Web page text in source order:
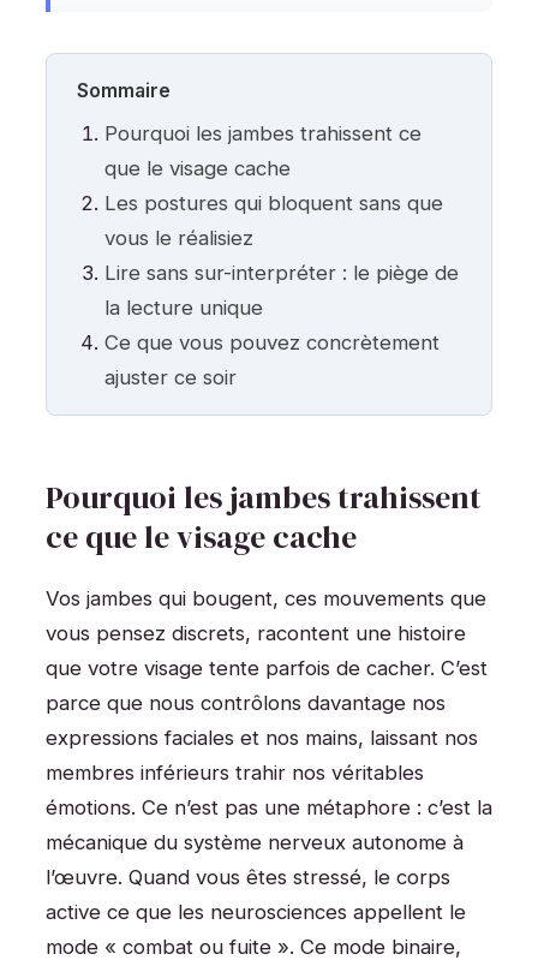
Sommaire
Pourquoi les jambes trahissent ce
que le visage cache
Les postures qui bloquent sans que
vous le réalisiez
Lire sans sur-interpréter : le piège de
la lecture unique
Ce que vous pouvez concrètement
ajuster ce soir
Pourquoi les jambes trahissent
ce que le visage cache
Vos jambes qui bougent, ces mouvements que
vous pensez discrets, racontent une histoire
que votre visage tente parfois de cacher. C’est
parce que nous contrôlons davantage nos
expressions faciales et nos mains, laissant nos
membres inférieurs trahir nos véritables
émotions. Ce n’est pas une métaphore : c’est la
mécanique du système nerveux autonome à
l’œuvre. Quand vous êtes stressé, le corps
active ce que les neurosciences appellent le
mode « combat ou fuite ». Ce mode binaire,